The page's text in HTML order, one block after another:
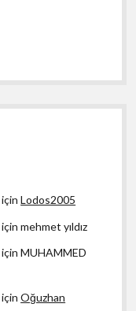
içinLodos2005
içinmehmet yıldız
içinMUHAMMED
içinOğuzhan